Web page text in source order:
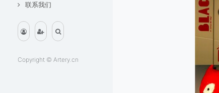
联系我们
Copyright © Artery.cn